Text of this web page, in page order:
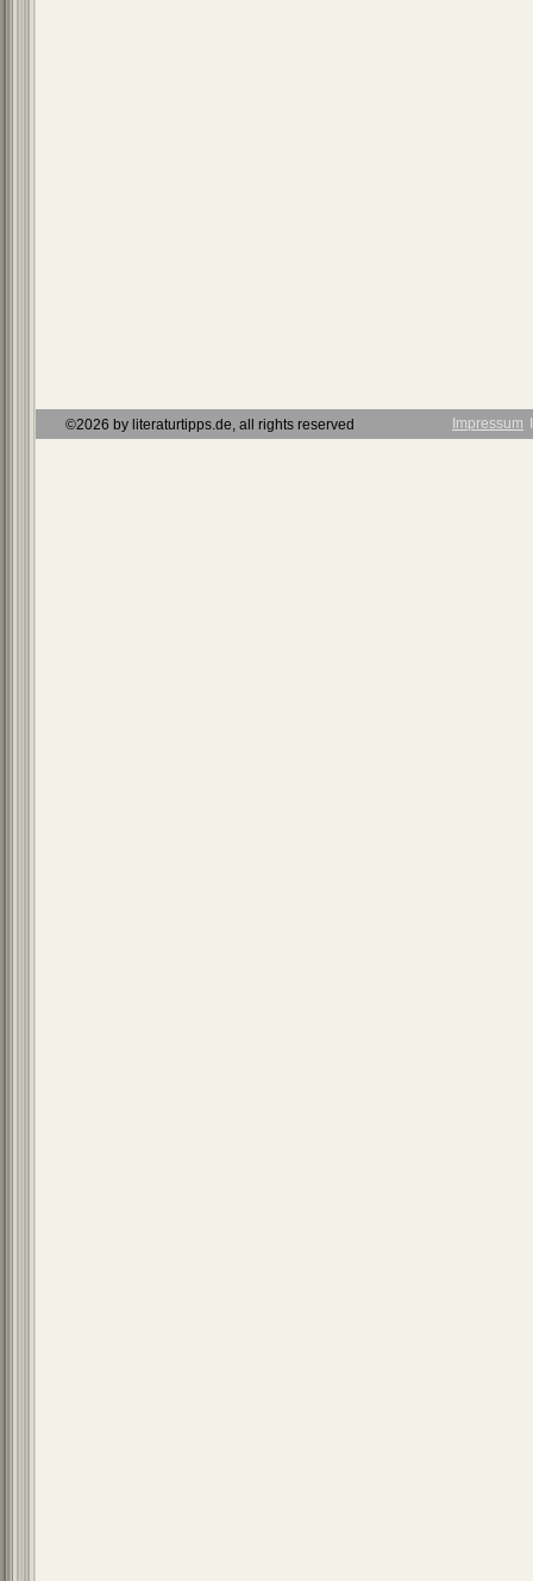
©2026 by literaturtipps.de, all rights reserved Impressum